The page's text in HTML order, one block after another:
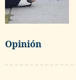
Opinión